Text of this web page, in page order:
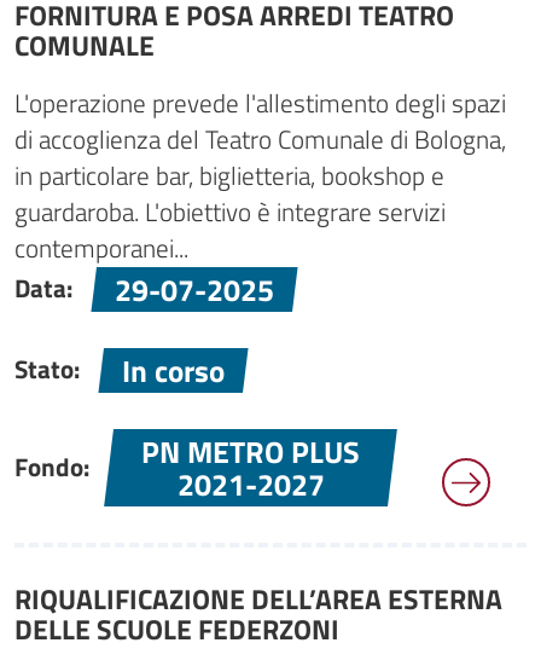
FORNITURA E POSA ARREDI TEATRO
COMUNALE
L'operazione prevede l'allestimento degli spazi
di accoglienza del Teatro Comunale di Bologna,
in particolare bar, biglietteria, bookshop e
guardaroba. L'obiettivo è integrare servizi
contemporanei...
Data:
29-07-2025
Stato: In corso
Fondo: PN METRO PLUS
2021-2027
RIQUALIFICAZIONE DELL’AREA ESTERNA
DELLE SCUOLE FEDERZONI